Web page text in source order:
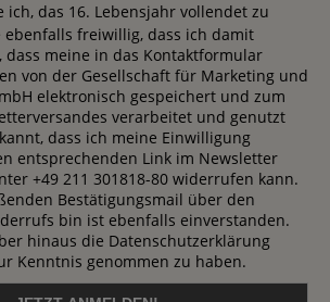
ich, das 16. Lebensjahr vollendet zu
freiwillig, dass ich damit
dass meine in das Kontaktformular
von der Gesellschaft für Marketing und
elektronisch gespeichert und zum
verarbeitet und genutzt
dass ich meine Einwilligung
entsprechenden Link im Newsletter
+49 211 301818-80 widerrufen kann.
Bestätigungsmail über den
bin ist ebenfalls einverstanden.
hinaus die Datenschutzerklärung
Kenntnis genommen zu haben.